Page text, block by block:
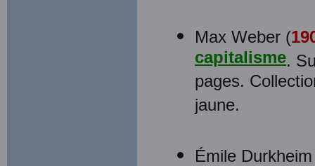
Max Weber (
capitalisme.
pages.
jaune.
Émile